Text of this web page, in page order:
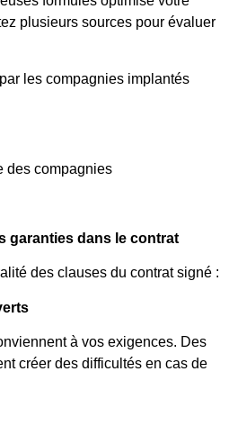
plusieurs sources pour évaluer
les compagnies implantés
des compagnies
garanties dans le contrat
des clauses du contrat signé :
à vos exigences. Des
créer des difficultés en cas de